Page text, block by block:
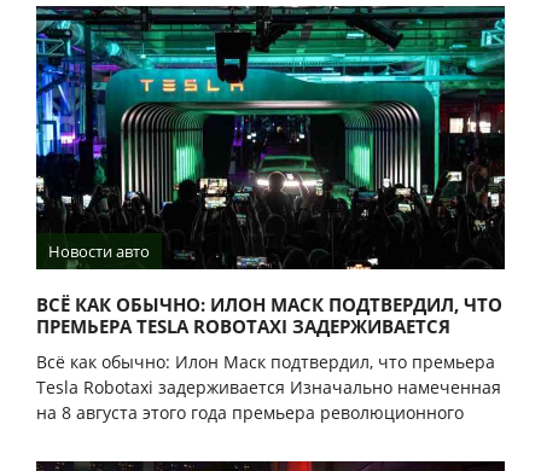
Новости авто
ВСЁ КАК ОБЫЧНО: ИЛОН МАСК ПОДТВЕРДИЛ, ЧТО
ПРЕМЬЕРА TESLA ROBOTAXI ЗАДЕРЖИВАЕТСЯ
Всё как обычно: Илон Маск подтвердил, что премьера
Tesla Robotaxi задерживается Изначально намеченная
на 8 августа этого года премьера революционного